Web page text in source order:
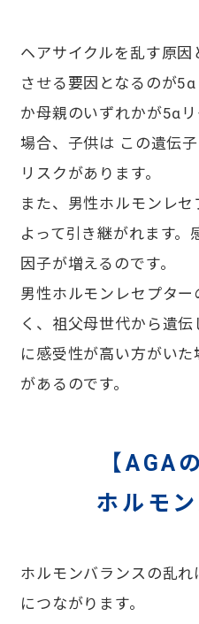
ヘアサイクルを乱す原
させる要因となるのが
か母親のいずれかが5α
場合、子供は この遺伝
リスクがあります。
また、男性ホルモンレ
よって引き継がれます
因子が増えるのです。
男性ホルモンレセプタ
く、祖父母世代から遺
に感受性が高い方がい
があるのです。
【AGA
ホルモ
ホルモンバランスの乱
につながります。